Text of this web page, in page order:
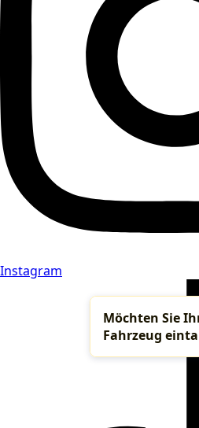
Instagram
Möchten Sie
Fahrzeug